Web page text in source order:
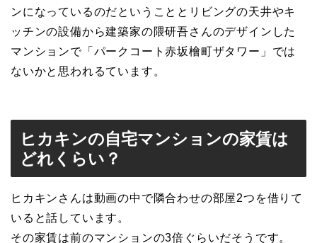
ンになっているのだということとリビングの天井やキ
ッチンの設備から建築家の隈研吾さんのデザインした
マンションで「パークコート赤坂檜町ザタワー」では
ないかと思われるています。
ヒカキンの自宅マンションの家賃は
どれくらい？
ヒカキンさんは動画の中で隣合わせの部屋2つを借りて
いると話しています。
その家賃は前のマンションの3倍ぐらいだそうです。